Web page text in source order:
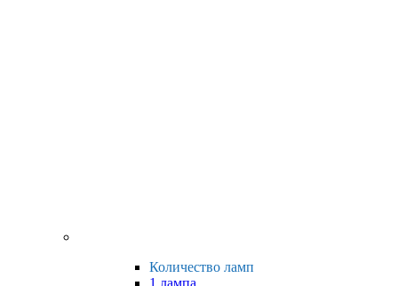
Количество ламп
1 лампа